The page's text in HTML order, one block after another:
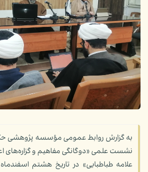
به گزارش روابط عمومی مؤسسه پژوهشی
نشست علمی «دوگانگی مفاهیم و گزاره‌های